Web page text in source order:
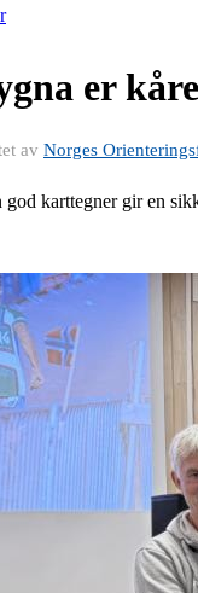
er
av Norges
god karttegner gir en